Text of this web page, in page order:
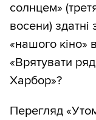
солнцем»
восени)
«нашого кіно»
«Врятувати
Харбор»?
Перегляд